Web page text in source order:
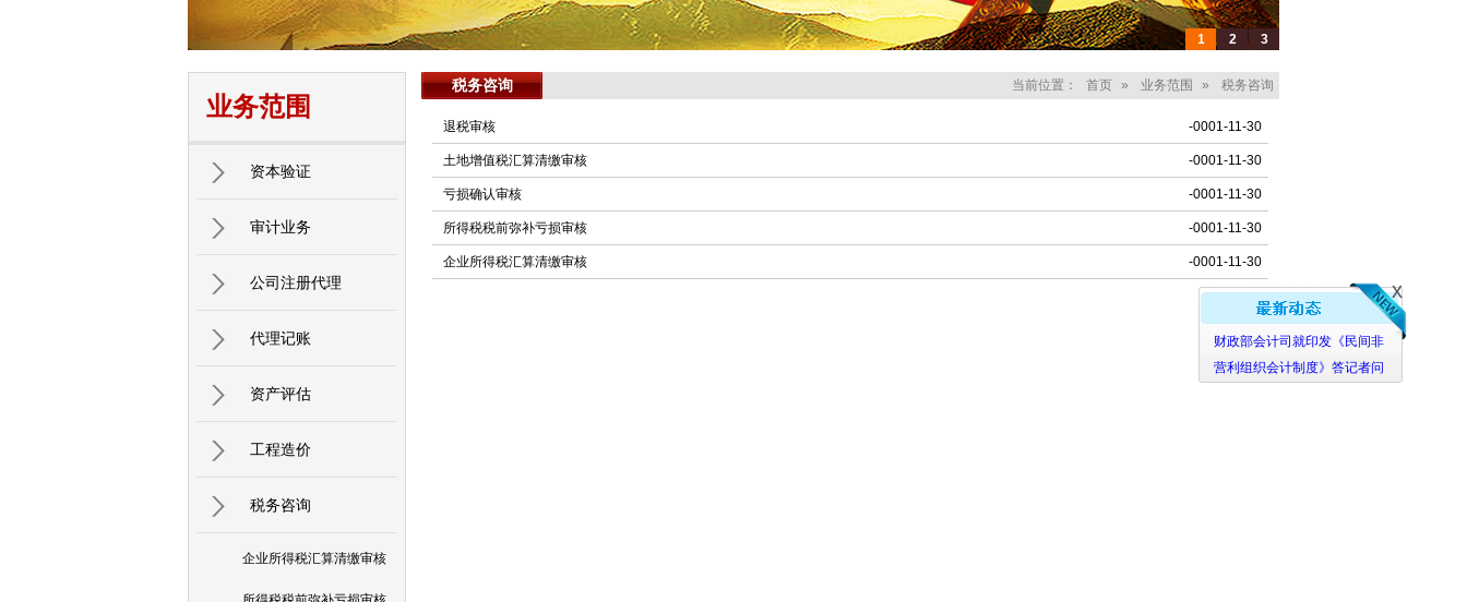
1 2 3
业务范围
资本验证
审计业务
公司注册代理
代理记账
资产评估
工程造价
税务咨询
企业所得税汇算清缴审核
税务咨询 当前位置： 首页 » 业务范围 » 税务咨询
退税审核 -0001-11-30
土地增值税汇算清缴审核 -0001-11-30
亏损确认审核 -0001-11-30
所得税税前弥补亏损审核 -0001-11-30
企业所得税汇算清缴审核 -0001-11-30
财政部会计司就印发《民间非